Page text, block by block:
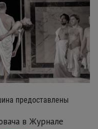
предоставлены
в Журнале